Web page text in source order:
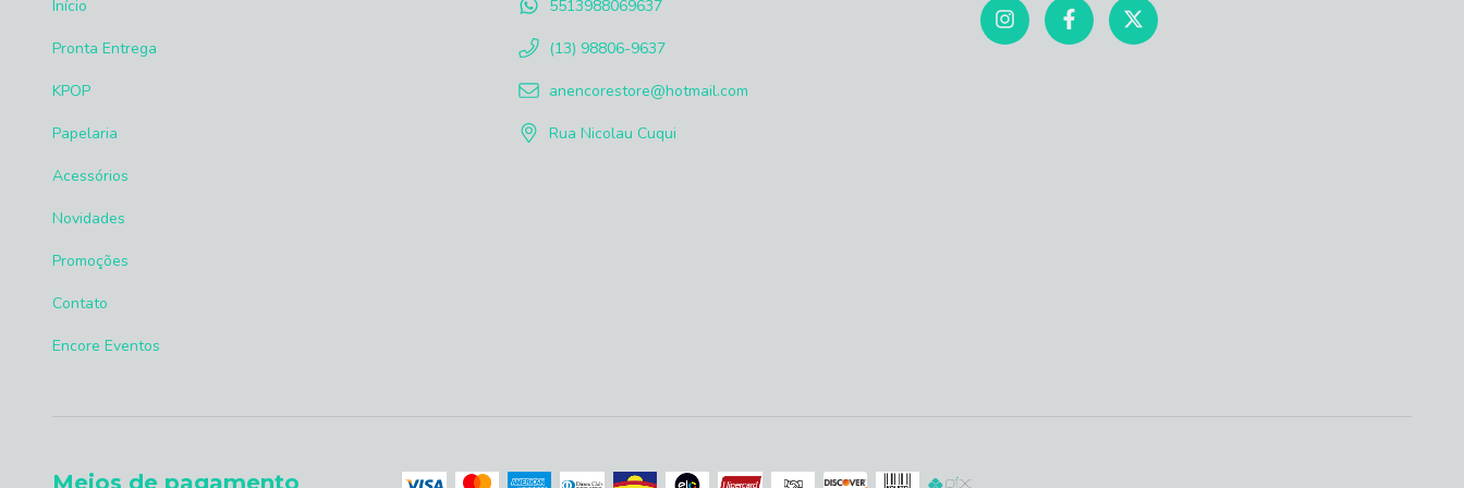
Início
Pronta Entrega
KPOP
Papelaria
Acessórios
Novidades
Promoções
Contato
Encore Eventos
5513988069637
(13) 98806-9637
anencorestore@hotmail.com
Rua Nicolau Cuqui
Meios de pagamento